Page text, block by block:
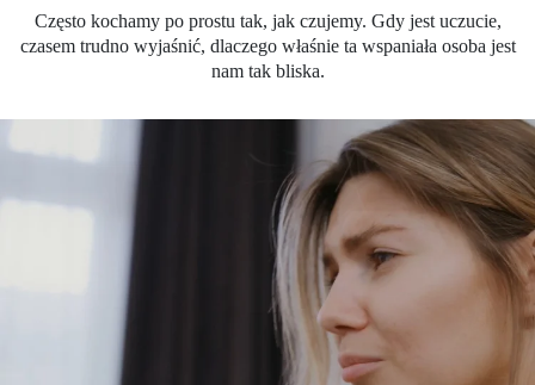
Często kochamy po prostu tak, jak czujemy. Gdy jest uczucie,
czasem trudno wyjaśnić, dlaczego właśnie ta wspaniała osoba jest
nam tak bliska.